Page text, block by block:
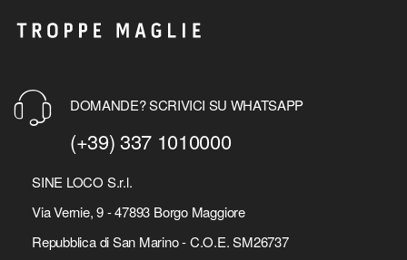
DOMANDE? SCRIVICI SU WHATSAPP
(+39) 337 1010000
SINE LOCO S.r.l.
Via Vernie, 9 - 47893 Borgo Maggiore
Repubblica di San Marino - C.O.E. SM26737